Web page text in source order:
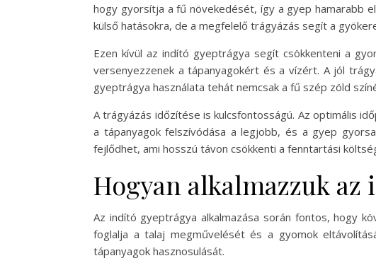
hogy gyorsítja a fű növekedését, így a gyep hamarabb
külső hatásokra, de a megfelelő trágyázás segít a
Ezen kívül az indító gyeptrágya segít csökkenteni a
versenyezzenek a tápanyagokért és a vízért. A jól
gyeptrágya használata tehát nemcsak a fű szép zöld
A trágyázás időzítése is kulcsfontosságú. Az optimális
a tápanyagok felszívódása a legjobb, és a gyep
fejlődhet, ami hosszú távon csökkenti a fenntartási
Hogyan alkalmazzuk
Az indító gyeptrágya alkalmazása során fontos, hogy
foglalja a talaj megművelését és a gyomok
tápanyagok hasznosulását.